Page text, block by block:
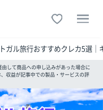
ガル旅行おすすめクレカ5選│
して商品への申し込みがあった場合に
収益が記事中での製品・サービスの評